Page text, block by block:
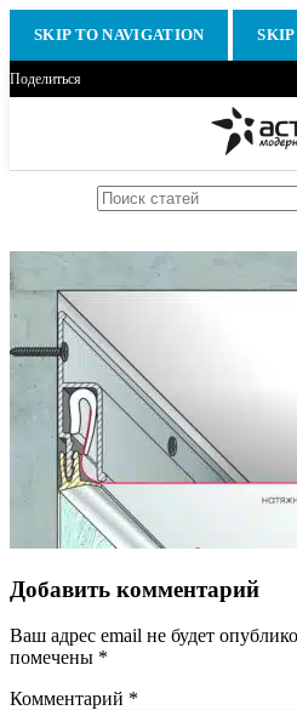
SKIP TO NAVIGATION
Поделиться
Добавить комментарий
Ваш адрес email не будет
помечены *
Комментарий *